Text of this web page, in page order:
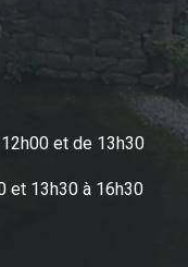
et de 13h30
et 13h30 à 16h30